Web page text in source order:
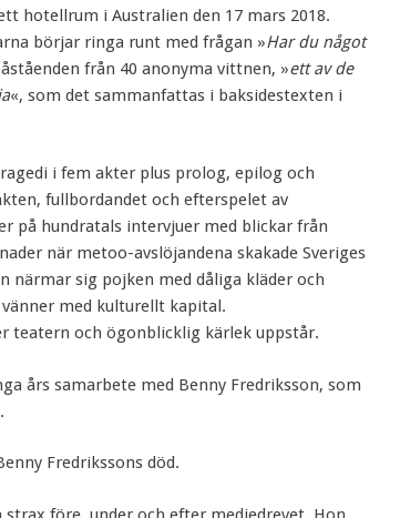
hotellrum i Australien den 17 mars 2018.
börjar ringa runt med frågan »Har du något
från 40 anonyma vittnen, »ett av de
«, som det sammanfattas i baksidestexten i
i fem akter plus prolog, epilog och
fullbordandet och efterspelet av
på hundratals intervjuer med blickar från
när metoo-avslöjandena skakade Sveriges
närmar sig pojken med dåliga kläder och
med kulturellt kapital.
teatern och ögonblicklig kärlek uppstår.
års samarbete med Benny Fredriksson, som
Fredrikssons död.